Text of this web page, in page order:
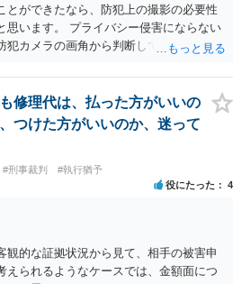
とができたなら、防犯上の撮影の必要性
思います。 プライバシー侵害にならない
犯カメラの画角から判断して、隣人のプ
ないのではないか、と思います。
修理代は、払った方がいいの
つけた方がいいのか、迷って
#刑事裁判 #執行猶予
役にたった 4
観的な証拠状況から見て、相手の被害申
えられるようなケースでは、金額面につ